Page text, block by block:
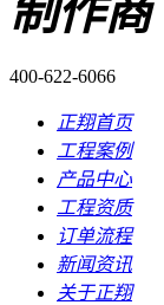
制作商
400-622-6066
正翔首页
工程案例
产品中心
工程资质
订单流程
新闻资讯
关于正翔